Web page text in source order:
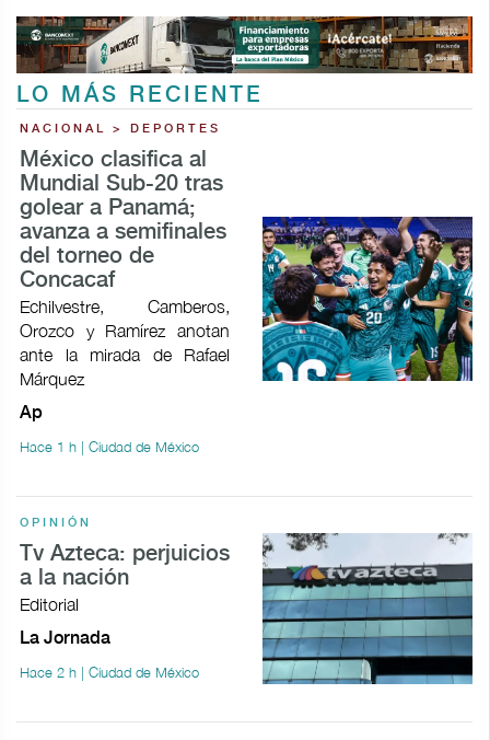
LO MÁS RECIENTE
NACIONAL > DEPORTES
México clasifica al
Mundial Sub-20 tras
golear a Panamá;
avanza a semifinales
del torneo de
Concacaf
Echilvestre, Camberos,
Orozco y Ramírez anotan
ante la mirada de Rafael
Márquez
Ap
Hace 1 h | Ciudad de México
OPINIÓN
Tv Azteca: perjuicios
a la nación
Editorial
La Jornada
Hace 2 h | Ciudad de México